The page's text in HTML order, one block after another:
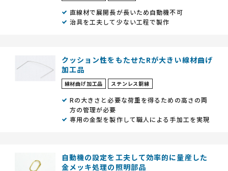
直線材で展開長が長いため自動機不可
治具を工夫して少ない工程で製作
クッション性をもたせたRが大きい線材曲げ
加工品
線材曲げ加工品 ステンレス鋼線
Rの大きさと必要な荷重を得るための高さの両
方の管理が必要
専用の金型を製作して職人による手加工を実現
自動機の設定を工夫して効率的に量産した
金メッキ処理の照明部品